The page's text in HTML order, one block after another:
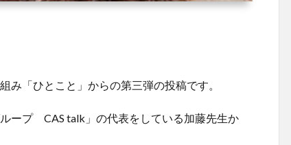
み「ひとこと」からの第三弾の投稿です。
ープ CAS talk」の代表をしている加藤先生か